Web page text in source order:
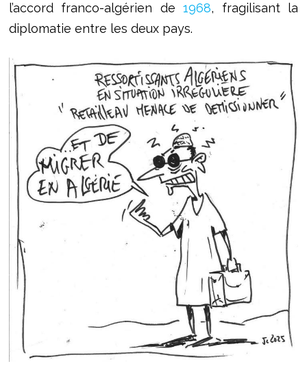
l’accord franco-algérien de1968, fragilisant la
diplomatie entre les deux pays.